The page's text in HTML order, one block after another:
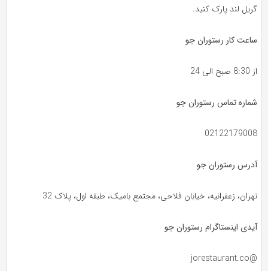
گریل لند پارک کنید.
ساعت کار رستوران جو
از 8:30 صبح الی 24
شماره تماس رستوران جو
02122179008
آدرس رستوران جو
تهران، زعفرانیه، خیابان فلاحی، مجتمع بامیک، طبقه اول، پلاک 32
آیدی اینستاگرام رستوران جو
@jorestaurant.co